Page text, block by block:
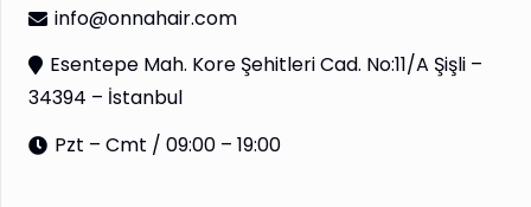
info@onnahair.com
Esentepe Mah. Kore Şehitleri Cad. No:11/A Şişli –
34394 – İstanbul
Pzt – Cmt / 09:00 – 19:00